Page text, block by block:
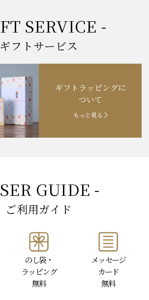
「お歳暮特集」開催中！
【創業祭】１０１年目に突入！
.09.18 【秋の味覚祭】食欲の秋！
SERVICE -
ギフトサービス
ギフトラッピングに
ついて
もっと見る
GUIDE -
ご利用ガイド
のし袋・
ラッピング
無料
メッセージ
カード
無料